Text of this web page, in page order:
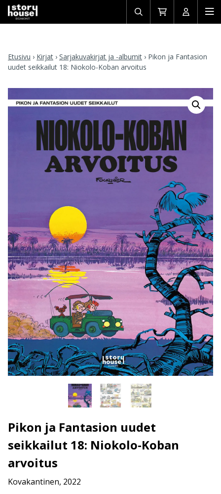
Avaa/sulje
haku
Siirry
ostoskoriin
Avaa/
Etusivu › Kirjat › Sarjakuvakirjat ja -albumit › Pikon ja Fantasion
uudet seikkailut 18: Niokolo-Koban arvoitus
Pikon ja Fantasion uudet
seikkailut 18: Niokolo-Koban
arvoitus
Kovakantinen, 2022